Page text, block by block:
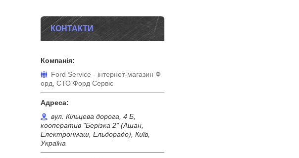
КОНТАКТИ
Ford Service - інтернет-магазин Ф
орд, СТО Форд Сервіс
вул. Кільцева дорога, 4 Б,
кооператив "Берізка 2" (Ашан,
Електронмаш, Ельдорадо), Київ,
Україна